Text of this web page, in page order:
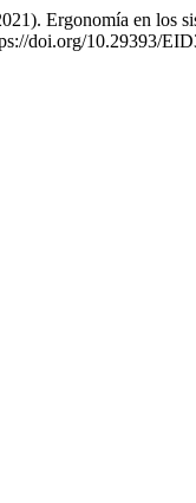
Ergonomía en los
doi.org/10.29393/